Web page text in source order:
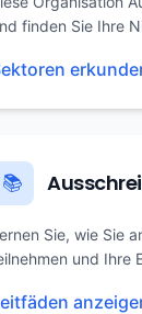
finden Sie Ihre
📚
Sie, wie Sie
und Ihre